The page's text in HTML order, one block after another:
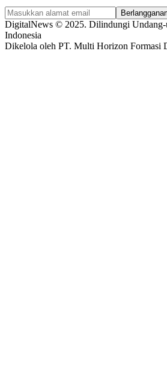
DigitalNews © 2025. Dilindungi Undang-
Indonesia
Dikelola oleh PT. Multi Horizon Formasi